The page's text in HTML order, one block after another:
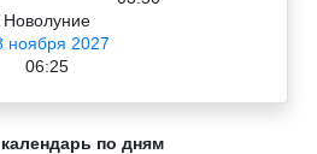
Новолуние
ноября 2027
06:25
по дням